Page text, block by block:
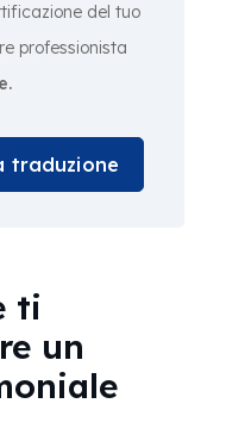
del tuo
professionista
traduzione
ti
un